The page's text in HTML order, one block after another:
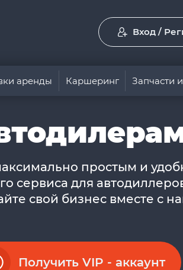
Вход /
аренды Каршеринг Запчасти
простым и
сервиса для
свой бизнес вместе с
Получить VIP - аккаунт